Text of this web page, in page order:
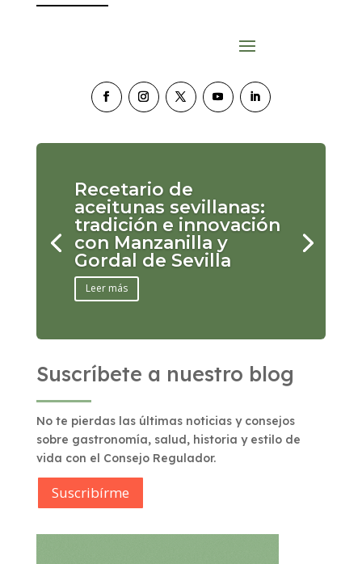
Recetario de
aceitunas sevillanas:
tradición e innovación
con Manzanilla y
Gordal de Sevilla
Leer más
Suscríbete a nuestro blog
No te pierdas las últimas noticias y consejos
sobre gastronomía, salud, historia y estilo de
vida con el Consejo Regulador.
Suscribírme